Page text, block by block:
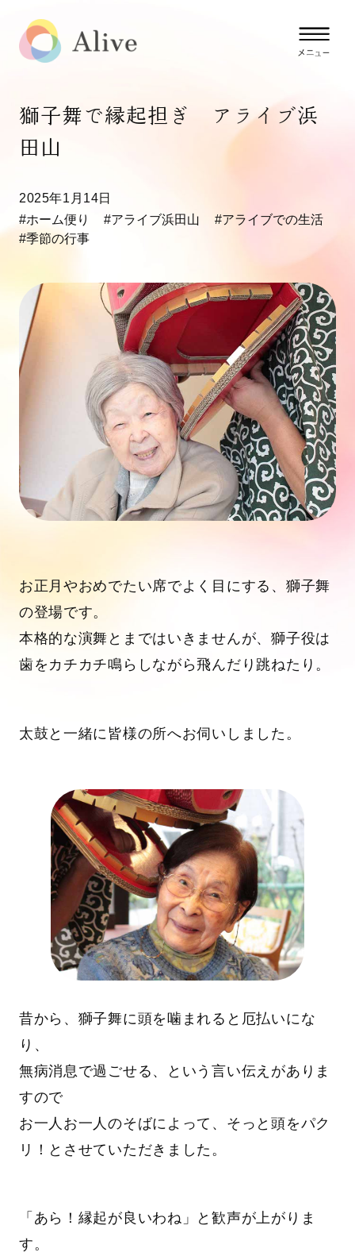
獅子舞で縁起担ぎ アライブ浜
田山
2025年1月14日
#ホーム便り
#アライブ浜田山
#アライブでの生活
#季節の行事
お正月やおめでたい席でよく目にする、獅子舞
の登場です。
本格的な演舞とまではいきませんが、獅子役は
歯をカチカチ鳴らしながら飛んだり跳ねたり。
太鼓と一緒に皆様の所へお伺いしました。
昔から、獅子舞に頭を噛まれると厄払いにな
り、
無病消息で過ごせる、という言い伝えがありま
すので
お一人お一人のそばによって、そっと頭をパク
リ！とさせていただきました。
「あら！縁起が良いわね」と歓声が上がりま
す。